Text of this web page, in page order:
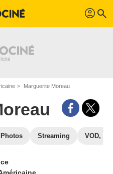
profil search
Marguerite Moreau
Photos Streaming VOD,